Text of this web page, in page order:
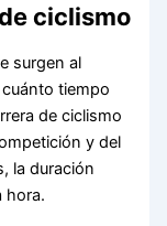
ciclismo
surgen al
tiempo
de ciclismo
y del
la duración
hora.